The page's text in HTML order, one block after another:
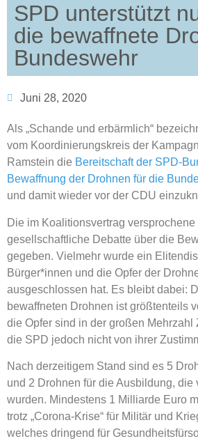
SPD unterstützt
die bewaffnete
Bundeswehr
Juni 28, 2020
Als „Schande und erbärmlich“
vom Koordinierungskreis der
Ramstein die Bereitschaft der SPD-
Bewaffnung der Drohnen für die
und damit wieder vor der CDU
Die im Koalitionsvertrag versprochene
gesellschaftliche Debatte über die
gegeben. Vielmehr wurde ein
Bürger*innen und die Opfer der
ausgeschlossen hat. Es bleibt dabei:
bewaffneten Drohnen ist größtenteils
die Opfer sind in der großen
die SPD jedoch nicht von ihrer
Nach derzeitigem Stand sind es 5
und 2 Drohnen für die Ausbildung, die
wurden. Mindestens 1 Milliarde Euro
trotz „Corona-Krise“ für Militär und
welches dringend für